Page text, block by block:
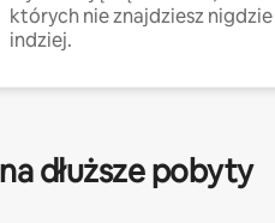
których nie znajdziesz nigdzie
indziej.
dłuższe pobyty